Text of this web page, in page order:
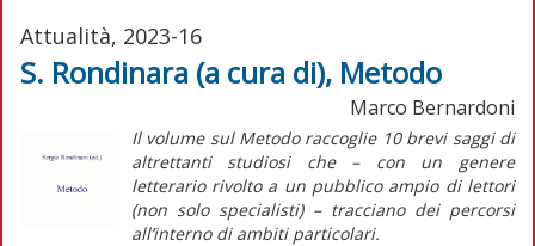
Attualità, 2023-16
S. Rondinara (a cura di), Metodo
Marco Bernardoni
Il volume sul Metodoraccoglie 10 brevi saggi di
altrettanti studiosi che – con un genere
letterario rivolto a un pubblico ampio di lettori
(non solo specialisti) – tracciano dei percorsi
all’interno di ambiti particolari.